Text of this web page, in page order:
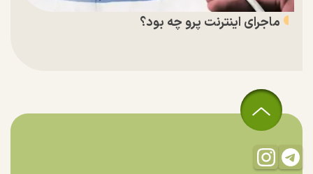
ماجرای اینترنت پرو چه بود؟